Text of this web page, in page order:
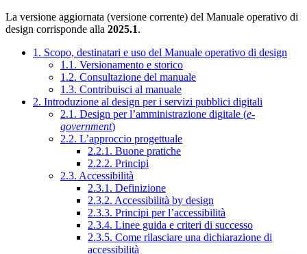
La versione aggiornata (versione corrente) del Manuale operativo di
design corrisponde alla 2025.1.
1. Scopo, destinatari e uso del Manuale operativo di design
1.1. Versionamento e storico
1.2. Consultazione del manuale
1.3. Contribuisci al manuale
2. Introduzione al design per i servizi pubblici digitali
2.1. Design per l’amministrazione digitale (e-
government)
2.2. L’approccio progettuale
2.2.1. Buone pratiche
2.2.2. Principi
2.3. Accessibilità
2.3.1. Definizione
2.3.2. Accessibilità by design
2.3.3. Principi per l’accessibilità
2.3.4. Linee guida e criteri di successo
2.3.5. Come rilasciare una dichiarazione di
accessibilità